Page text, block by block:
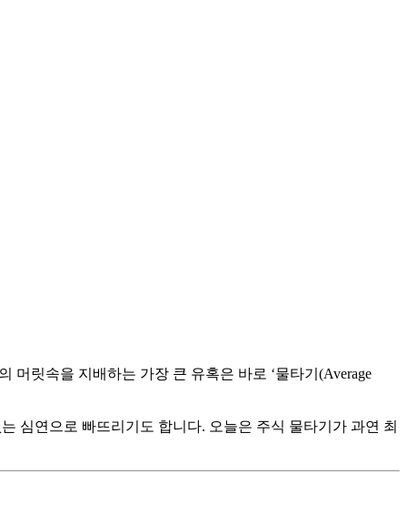
릿속을 지배하는 가장 큰 유혹은 바로 ‘물타기(Average
심연으로 빠뜨리기도 합니다. 오늘은 주식 물타기가 과연 최